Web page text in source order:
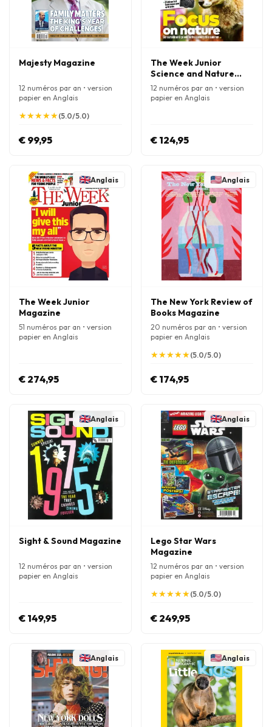
Majesty Magazine
12 numéros par an • version
papier en Anglais
★
★★
★★
★★
★★
★(5.0/5.0)
€ 99,95
The Week Junior
Science and Nature
Magazine
12 numéros par an • version
papier en Anglais
€ 124,95
Anglais
The Week Junior
Magazine
51 numéros par an • version
papier en Anglais
€ 274,95
Anglais
The New York Review of
Books Magazine
20 numéros par an • version
papier en Anglais
★
★★
★★
★★
★★
★(5.0/5.0)
€ 174,95
Anglais
Sight & Sound Magazine
12 numéros par an • version
papier en Anglais
€ 149,95
Anglais
Lego Star Wars
Magazine
12 numéros par an • version
papier en Anglais
★
★★
★★
★★
★★
★(5.0/5.0)
€ 249,95
Anglais Anglais